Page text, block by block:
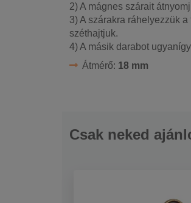
2) A mágnes szárait
3) A szárakra ráhelyezzük
széthajtjuk.
4) A másik darabot
Átmérő: 18 mm
Csak neked